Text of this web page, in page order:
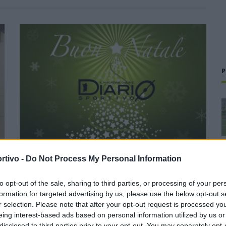
- Do Not Process My Personal Information
opt-out of the sale, sharing to third parties, or processing of your
for targeted advertising by us, please use the below opt-out
selection. Please note that after your opt-out request is processed
interest-based ads based on personal information utilized by us
LA REDAZIONE DI DIARIO VI AUGURA BUONE
FESTE
24 Dic 2020